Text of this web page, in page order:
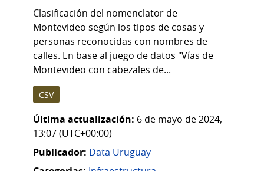
Clasificación del nomenclator de
Montevideo según los tipos de cosas y
personas reconocidas con nombres de
calles. En base al juego de datos "Vías de
Montevideo con cabezales de...
CSV
Última actualización: 6 de mayo de 2024,
13:07 (UTC+00:00)
Publicador: Data Uruguay